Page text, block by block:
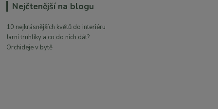
Nejčtenější na blogu
10 nejkrásnějších květů do interiéru
Jarní truhlíky a co do nich dát?
Orchideje v bytě